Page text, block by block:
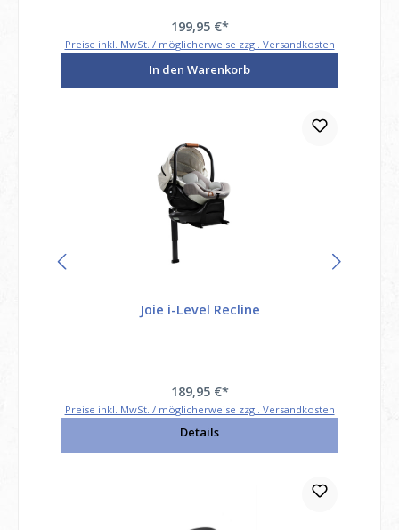
199,95 €*
Preise inkl. MwSt. / möglicherweise zzgl. Versandkosten
In den Warenkorb
Joie i-Level Recline
189,95 €*
Preise inkl. MwSt. / möglicherweise zzgl. Versandkosten
Details